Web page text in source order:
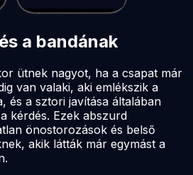
a bandának
ütnek nagyot, ha a csapat már
van valaki, aki emlékszik a
és a sztori javítása általában
kérdés. Ezek abszurd
önostorozások és belső
akik látták már egymást a